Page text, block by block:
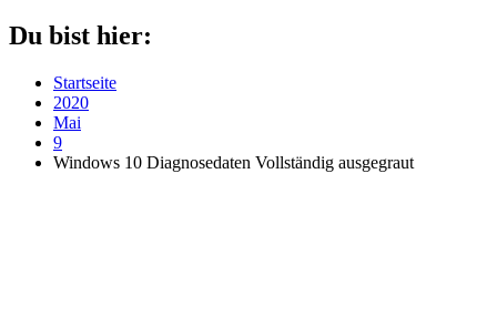
Du bist hier:
Startseite
2020
Mai
9
Windows 10 Diagnosedaten Vollständig ausgegraut